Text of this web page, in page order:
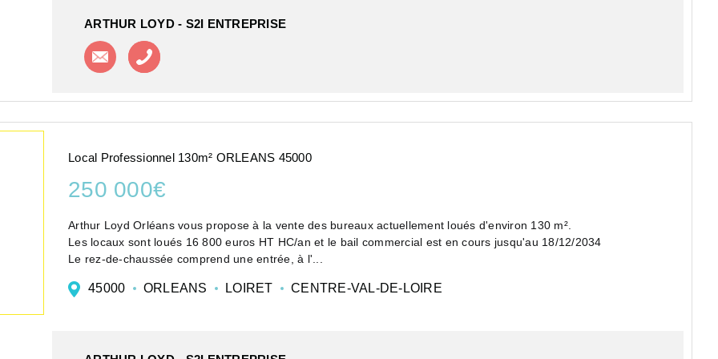
ARTHUR LOYD - S2I ENTREPRISE
Contacter l'agence
Local Professionnel 130m² ORLEANS 45000
250 000€
Arthur Loyd Orléans vous propose à la vente des bureaux actuellement loués d'environ 130 m².
Les locaux sont loués 16 800 euros HT HC/an et le bail commercial est en cours jusqu'au 18/12/2034
Le rez-de-chaussée comprend une entrée, à l'...
45000 ORLEANS LOIRET CENTRE-VAL-DE-LOIRE